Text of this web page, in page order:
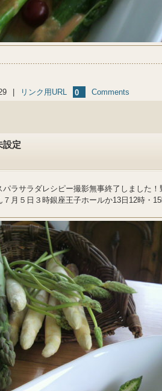
リンク用URL 0 Comments
設定
パラサラダレシピー撮影無事終了しました
７月５日３時銀座王子ホールか13日12時・